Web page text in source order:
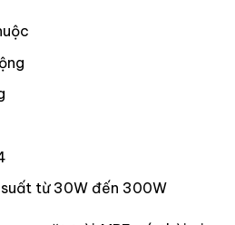
từ 30W đến 300W